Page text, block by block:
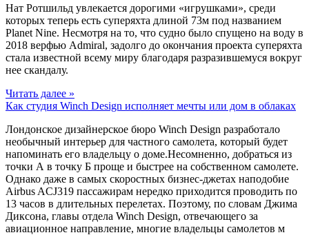
Нат Ротшильд увлекается дорогими «игрушками», среди
которых теперь есть суперяхта длиной 73м под названием
Planet Nine. Несмотря на то, что судно было спущено на воду в
2018 верфью Admiral, задолго до окончания проекта суперяхта
стала известной всему миру благодаря разразившемуся вокруг
нее скандалу.
Читать далее »
Как студия Winch Design исполняет мечты или дом в облаках
Лондонское дизайнерское бюро Winch Design разработало
необычный интерьер для частного самолета, который будет
напоминать его владельцу о доме.Несомненно, добраться из
точки А в точку Б проще и быстрее на собственном самолете.
Однако даже в самых скоростных бизнес-джетах наподобие
Airbus ACJ319 пассажирам нередко приходится проводить по
13 часов в длительных перелетах. Поэтому, по словам Джима
Диксона, главы отдела Winch Design, отвечающего за
авиационное направление, многие владельцы самолетов м